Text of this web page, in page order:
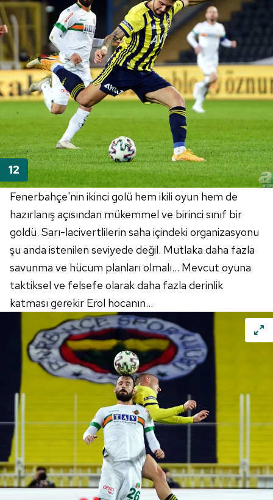
verileriniz işlenmekte olup gerekli olan çerezler bilgi
toplumu hizmetlerinin sunulması amacıyla
kullanılmaktadır. Diğer çerezler, sitemizin daha işlevsel
kılınması ve kişiselleştirilmesi ve sizlere yönelik
reklam/pazarlama faaliyetlerinin yapılması, amaçlarıyla
sınırlı olarak açık rızanız dahilinde kullanılacaktır.
Çerezlere ilişkin tercihlerinizi aşağıda yer alan panel
vasıtasıyla belirleyebilirsiniz. Çerezlere ilişkin detaylı bilgi
için Ayarlar butonuna tıklayabilir,Çerez Bilgilendirme
Metnimiziziyaret edebilirsiniz.
6698 sayılı Kişisel Verilerin Korunması Kanunu uyarınca
hazırlanmış Aydınlatma Metnimizi okumak ve sitemizde
ilgili mevzuata uygun olarak kullanılan çerezlerle ilgili bilgi
almak için lütfentıklayınız.
Fenerbahçe'nin ikinci golü hem ikili oyun hem de
hazırlanış açısından mükemmel ve birinci sınıf bir
goldü. Sarı-lacivertlilerin saha içindeki organizasyonu
şu anda istenilen seviyede değil. Mutlaka daha fazla
savunma ve hücum planları olmalı... Mevcut oyuna
taktiksel ve felsefe olarak daha fazla derinlik
katması gerekir Erol hocanın...